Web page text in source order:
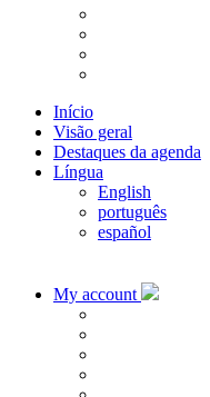
Início
Visão geral
Destaques da agenda
Língua
English
português
español
My account